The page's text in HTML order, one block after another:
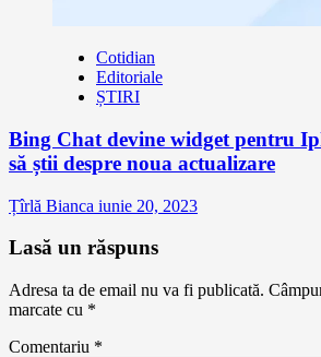
Cotidian
Editoriale
ȘTIRI
Bing Chat devine widget pentru
să știi despre noua actualizare
Țîrlă Bianca iunie 20, 2023
Lasă un răspuns
Adresa ta de email nu va fi publicată.
marcate cu *
Comentariu *